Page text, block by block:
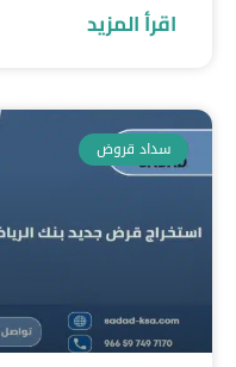
اقرأ المزيد
سداد قروض